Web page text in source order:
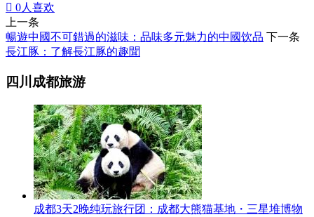
 0人喜欢
上一条
暢遊中國不可錯過的滋味：品味多元魅力的中國饮品 下一条
長江豚：了解長江豚的趣聞
四川成都旅游
成都3天2晚纯玩旅行团：成都大熊猫基地・三星堆博物